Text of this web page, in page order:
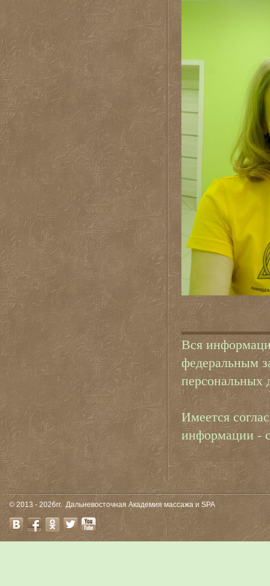
Вся
федеральным
персональных
Имеется
информации -
© 2013 - 2026гг.Дальневосточная Академия массажа и SPA